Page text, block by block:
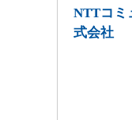
NTTコミ
式会社